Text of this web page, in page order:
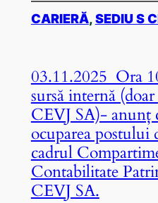
CARIERĂ, SEDIU S
03.11.2025 Ora
sursă internă
CEVJ SA)- anunț
ocuparea
cadrul
Contabilitate
CEVJ SA.